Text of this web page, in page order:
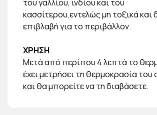
του γαλλίου, ινδίου και του
κασσίτερου,εντελώς μη τοξικά και
επιβλαβή για το περιβάλλον.
ΧΡΗΣΗ
Μετά από περίπου 4 λεπτά το
έχει μετρήσει τη θερμοκρασία
και θα μπορείτε να τη διαβάσετε.